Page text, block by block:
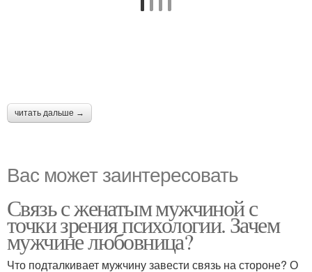
читать дальше →
Вас может заинтересовать
Связь с женатым мужчиной с
точки зрения психологии. Зачем
мужчине любовница?
Что подталкивает мужчину завести связь на стороне? О